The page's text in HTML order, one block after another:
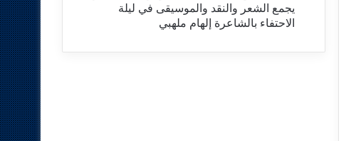
يجمع الشعر والنقد والموسيقى في ليلة
الاحتفاء بالشاعرة إلهام ملهبي